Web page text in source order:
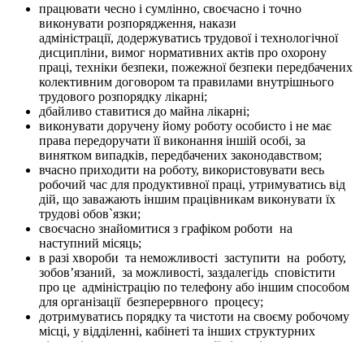
працювати чесно і сумлінно, своєчасно і точно
виконувати розпорядження, накази
адміністрації, додержуватись трудової і технологічної
дисципліни, вимог нормативних актів про охорону
праці, техніки безпеки, пожежної безпеки передбачених
колективним договором та правилами внутрішнього
трудового розпорядку лікарні;
дбайливо ставитися до майна лікарні;
виконувати доручену йому роботу особисто і не має
права передоручати її виконання іншій особі, за
винятком випадків, передбачених законодавством;
вчасно приходити на роботу, використовувати весь
робочий час для продуктивної праці, утримуватись від
дій, що заважають іншим працівникам виконувати їх
трудові обов`язки;
своєчасно знайомитися з графіком роботи на
наступний місяць;
в разі хвороби та неможливості заступити на роботу,
зобов’язаний, за можливості, заздалегідь сповістити
про це адміністрацію по телефону або іншим способом
для організації безперервного процесу;
дотримуватись порядку та чистоти на своєму робочому
місці, у відділенні, кабінеті та інших структурних